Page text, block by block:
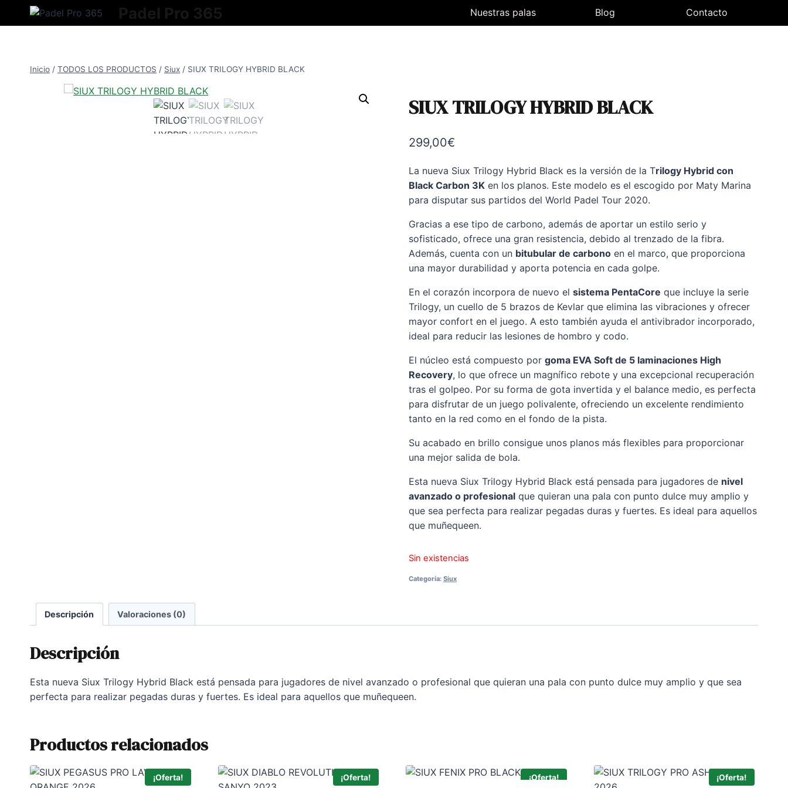
Nuestras palas Blog Contacto
Inicio / TODOS LOS PRODUCTOS / Siux / SIUX TRILOGY HYBRID BLACK
SIUX TRILOGY HYBRID BLACK
299,00€
La nueva Siux Trilogy Hybrid Black es la versión de la Trilogy Hybrid con
Black Carbon 3Ken los planos. Este modelo es el escogido por Maty Marina
para disputar sus partidos del World Padel Tour 2020.
Gracias a ese tipo de carbono, además de aportar un estilo serio y
sofisticado, ofrece una gran resistencia, debido al trenzado de la fibra.
Además, cuenta con un bitubular de carbonoen el marco, que proporciona
una mayor durabilidad y aporta potencia en cada golpe.
En el corazón incorpora de nuevo el sistema PentaCore que incluye la serie
Trilogy, un cuello de 5 brazos de Kevlar que elimina las vibraciones y ofrecer
mayor confort en el juego. A esto también ayuda el antivibrador incorporado,
ideal para reducir las lesiones de hombro y codo.
El núcleo está compuesto por goma EVA Soft de 5 laminaciones High
Recovery, lo que ofrece un magnífico rebote y una excepcional recuperación
tras el golpeo. Por su forma de gota invertida y el balance medio, es perfecta
para disfrutar de un juego polivalente, ofreciendo un excelente rendimiento
tanto en la red como en el fondo de la pista.
Su acabado en brillo consigue unos planos más flexibles para proporcionar
una mejor salida de bola.
Esta nueva Siux Trilogy Hybrid Black está pensada para jugadores de nivel
avanzado o profesionalque quieran una pala con punto dulce muy amplio y
que sea perfecta para realizar pegadas duras y fuertes. Es ideal para aquellos
que muñequeen.
Sin existencias
Categoría: Siux
Descripción Valoraciones (0)
Descripción
Esta nueva Siux Trilogy Hybrid Black está pensada para jugadores de nivel avanzado o profesional que quieran una pala con punto dulce muy amplio y que sea
perfecta para realizar pegadas duras y fuertes. Es ideal para aquellos que muñequeen.
Productos relacionados
¡Oferta! ¡Oferta! ¡Oferta! ¡Oferta!